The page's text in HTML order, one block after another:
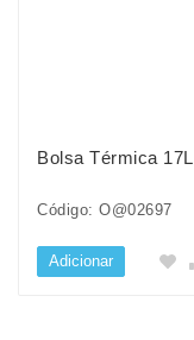
Bolsa Térmica 17L
Código: O@02697
Adicionar